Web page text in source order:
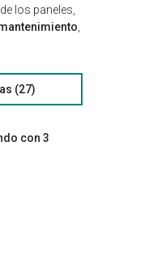
los paneles,
(27)
con 3